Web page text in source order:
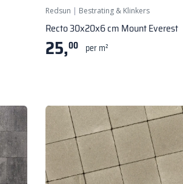
Redsun | Bestrating & Klinkers
Recto 30x20x6 cm Mount Everest
25,00 per m²